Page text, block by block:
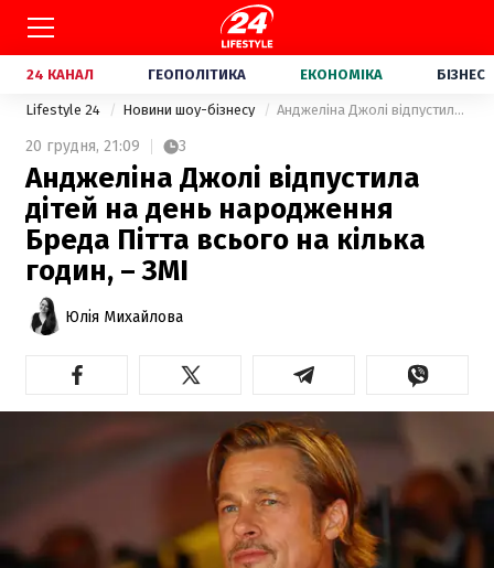
24 КАНАЛ ГЕОПОЛІТИКА ЕКОНОМІКА БІЗНЕС
Lifestyle 24 Новини шоу-бізнесу Анджеліна Джолі відпустила дітей на день народження Бреда Пітта всього на кілька годин, – ЗМІ
20 грудня, 21:09 3
Анджеліна Джолі відпустила
дітей на день народження
Бреда Пітта всього на кілька
годин, – ЗМІ
Юлія Михайлова